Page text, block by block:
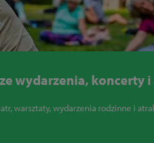
wydarzenia, koncerty
warsztaty, wydarzenia rodzinne i